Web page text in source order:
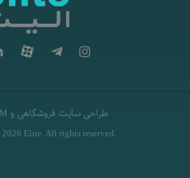
طراحی سایت فروشگاهی و
Elite. All rights reserved.